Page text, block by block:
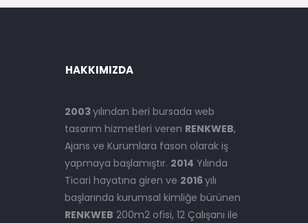
HAKKIMIZDA
2003yılından beri bursada web
tasarım hizmetleri veren RENKWEB,
Ajans ve Kurumlara fason olarak iş
yapmaya başlamıştır. 2014 Yılında
Ticari hayatına giren ve 2016yılı
başlarında kurumsal kimliğe bürünen
RENKWEB 200m2 ofisi, 12 Çalışanı ile